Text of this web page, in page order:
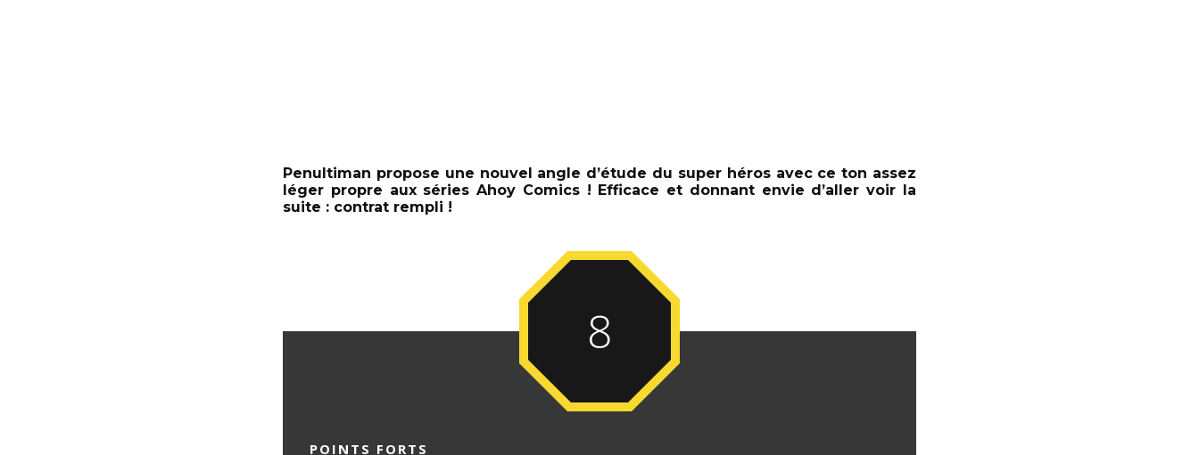
Penultiman propose une nouvel angle d’étude du super héros avec ce ton assez
léger propre aux séries Ahoy Comics ! Efficace et donnant envie d’aller voir la
suite : contrat rempli !
8
POINTS FORTS